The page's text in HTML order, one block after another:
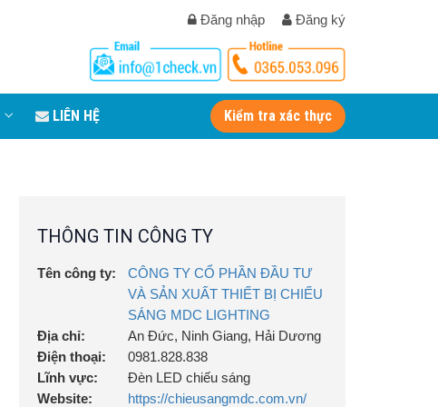
Đăng nhập Đăng ký
LIÊN HỆ Kiểm tra xác thực
THÔNG TIN CÔNG TY
Tên công ty:
CÔNG TY CỔ PHẦN ĐẦU TƯ
VÀ SẢN XUẤT THIẾT BỊ CHIẾU
SÁNG MDC LIGHTING
Địa chỉ:
An Đức, Ninh Giang, Hải Dương
Điện thoại:
0981.828.838
Lĩnh vực:
Đèn LED chiếu sáng
Website:
https://chieusangmdc.com.vn/